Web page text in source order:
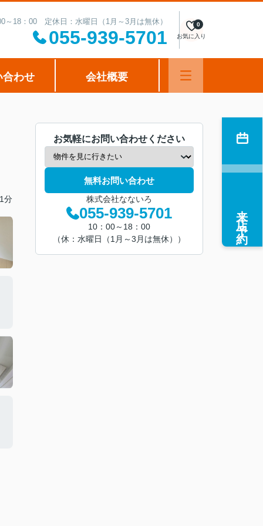
～18：00 定休日：水曜日（1月～3月は無休）
055-939-5701 お気に入り
0
合わせ 会社概要
分
お気軽にお問い合わせください
無料お問い合わせ
株式会社なないろ
055-939-5701
10：00～18：00
（休：水曜日（1月～3月は無休））
来店予約